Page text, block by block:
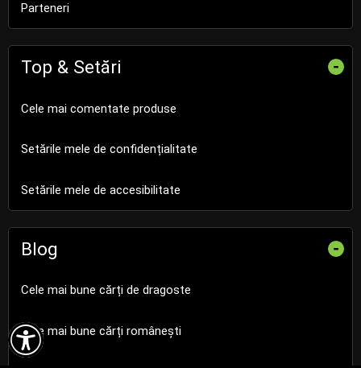

Parteneri
Top & Setări -
Cele mai comentate produse
Setările mele de confidențialitate
Setările mele de accesibilitate
Blog -
Cele mai bune cărți de dragoste
Cele mai bune cărți românești